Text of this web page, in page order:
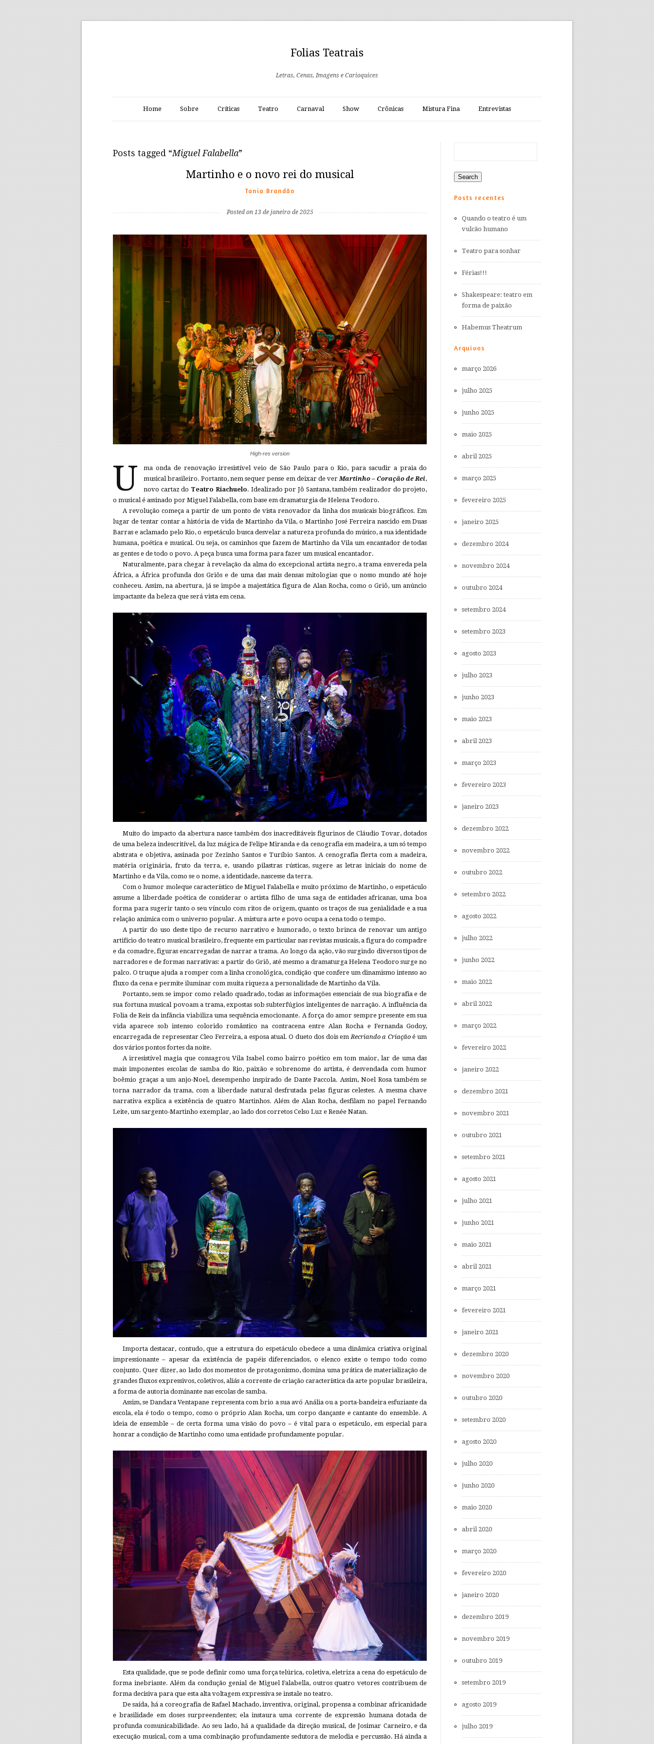
Folias Teatrais
Letras, Cenas, Imagens e Carioquices
Home Sobre Críticas Teatro Carnaval Show Crônicas Mistura Fina Entrevistas
Posts tagged “Miguel Falabella”
Martinho e o novo rei do musical
Tania Brandão
Posted on 13 de janeiro de 2025
High-res version
U
ma onda de renovação irresistível veio de São Paulo para o Rio, para sacudir a praia do
musical brasileiro. Portanto, nem sequer pense em deixar de ver Martinho – Coração de Rei,
novo cartaz do Teatro Riachuelo. Idealizado por Jô Santana, também realizador do projeto,
o musical é assinado por Miguel Falabella, com base em dramaturgia de Helena Teodoro.
A revolução começa a partir de um ponto de vista renovador da linha dos musicais biográficos. Em
lugar de tentar contar a história de vida de Martinho da Vila, o Martinho José Ferreira nascido em Duas
Barras e aclamado pelo Rio, o espetáculo busca desvelar a natureza profunda do músico, a sua identidade
humana, poética e musical. Ou seja, os caminhos que fazem de Martinho da Vila um encantador de todas
as gentes e de todo o povo. A peça busca uma forma para fazer um musical encantador.
Naturalmente, para chegar à revelação da alma do excepcional artista negro, a trama envereda pela
África, a África profunda dos Griôs e de uma das mais densas mitologias que o nosso mundo até hoje
conheceu. Assim, na abertura, já se impõe a majestática figura de Alan Rocha, como o Griô, um anúncio
impactante da beleza que será vista em cena.
Muito do impacto da abertura nasce também dos inacreditáveis figurinos de Cláudio Tovar, dotados
de uma beleza indescritível, da luz mágica de Felipe Miranda e da cenografia em madeira, a um só tempo
abstrata e objetiva, assinada por Zezinho Santos e Turíbio Santos. A cenografia flerta com a madeira,
matéria originária, fruto da terra, e, usando pilastras rústicas, sugere as letras iniciais do nome de
Martinho e da Vila, como se o nome, a identidade, nascesse da terra.
Com o humor moleque característico de Miguel Falabella e muito próximo de Martinho, o espetáculo
assume a liberdade poética de considerar o artista filho de uma saga de entidades africanas, uma boa
forma para sugerir tanto o seu vínculo com ritos de origem, quanto os traços de sua genialidade e a sua
relação anímica com o universo popular. A mistura arte e povo ocupa a cena todo o tempo.
A partir do uso deste tipo de recurso narrativo e humorado, o texto brinca de renovar um antigo
artifício do teatro musical brasileiro, frequente em particular nas revistas musicais, a figura do compadre
e da comadre, figuras encarregadas de narrar a trama. Ao longo da ação, vão surgindo diversos tipos de
narradores e de formas narrativas: a partir do Griô, até mesmo a dramaturga Helena Teodoro surge no
palco. O truque ajuda a romper com a linha cronológica, condição que confere um dinamismo intenso ao
fluxo da cena e permite iluminar com muita riqueza a personalidade de Martinho da Vila.
Portanto, sem se impor como relado quadrado, todas as informações essenciais de sua biografia e de
sua fortuna musical povoam a trama, expostas sob subterfúgios inteligentes de narração. A influência da
Folia de Reis da infância viabiliza uma sequência emocionante. A força do amor sempre presente em sua
vida aparece sob intenso colorido romântico na contracena entre Alan Rocha e Fernanda Godoy,
encarregada de representar Cleo Ferreira, a esposa atual. O dueto dos dois em Recriando a Criaçãoé um
dos vários pontos fortes da noite.
A irresistível magia que consagrou Vila Isabel como bairro poético em tom maior, lar de uma das
mais imponentes escolas de samba do Rio, paixão e sobrenome do artista, é desvendada com humor
boêmio graças a um anjo-Noel, desempenho inspirado de Dante Paccola. Assim, Noel Rosa também se
torna narrador da trama, com a liberdade natural desfrutada pelas figuras celestes. A mesma chave
narrativa explica a existência de quatro Martinhos. Além de Alan Rocha, desfilam no papel Fernando
Leite, um sargento-Martinho exemplar, ao lado dos corretos Celso Luz e Renée Natan.
Importa destacar, contudo, que a estrutura do espetáculo obedece a uma dinâmica criativa original
impressionante – apesar da existência de papéis diferenciados, o elenco existe o tempo todo como
conjunto. Quer dizer, ao lado dos momentos de protagonismo, domina uma prática de materialização de
grandes fluxos expressivos, coletivos, aliás a corrente de criação característica da arte popular brasileira,
a forma de autoria dominante nas escolas de samba.
Assim, se Dandara Ventapane representa com brio a sua avó Anália ou a porta-bandeira esfuziante da
escola, ela é todo o tempo, como o próprio Alan Rocha, um corpo dançante e cantante do ensemble. A
ideia de ensemble – de certa forma uma visão do povo – é vital para o espetáculo, em especial para
honrar a condição de Martinho como uma entidade profundamente popular.
Esta qualidade, que se pode definir como uma força telúrica, coletiva, eletriza a cena do espetáculo de
forma inebriante. Além da condução genial de Miguel Falabella, outros quatro vetores contribuem de
forma decisiva para que esta alta voltagem expressiva se instale no teatro.
De saída, há a coreografia de Rafael Machado, inventiva, original, propensa a combinar africanidade
e brasilidade em doses surpreendentes; ela instaura uma corrente de expressão humana dotada de
profunda comunicabilidade. Ao seu lado, há a qualidade da direção musical, de Josimar Carneiro, e da
execução musical, com a uma combinação profundamente sedutora de melodia e percussão. Há ainda a
Posts recentes
Quando o teatro é um
vulcão humano
Teatro para sonhar
Férias!!!
Shakespeare: teatro em
forma de paixão
Habemus Theatrum
Arquivos
março 2026
julho 2025
junho 2025
maio 2025
abril 2025
março 2025
fevereiro 2025
janeiro 2025
dezembro 2024
novembro 2024
outubro 2024
setembro 2024
setembro 2023
agosto 2023
julho 2023
junho 2023
maio 2023
abril 2023
março 2023
fevereiro 2023
janeiro 2023
dezembro 2022
novembro 2022
outubro 2022
setembro 2022
agosto 2022
julho 2022
junho 2022
maio 2022
abril 2022
março 2022
fevereiro 2022
janeiro 2022
dezembro 2021
novembro 2021
outubro 2021
setembro 2021
agosto 2021
julho 2021
junho 2021
maio 2021
abril 2021
março 2021
fevereiro 2021
janeiro 2021
dezembro 2020
novembro 2020
outubro 2020
setembro 2020
agosto 2020
julho 2020
junho 2020
maio 2020
abril 2020
março 2020
fevereiro 2020
janeiro 2020
dezembro 2019
novembro 2019
outubro 2019
setembro 2019
agosto 2019
julho 2019